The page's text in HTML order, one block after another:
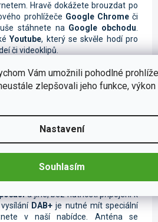
Vám umožnili pohodlné
zlepšovali jeho funkce,
Nastavení
Souhlasím
Hravě dokážete brouzdat po
prohlížeče Google Chromeči
stáhnete na Google obchodu.
Youtube, který se skvěle hodí pro
či videoklipů.
DAB+
2DIN autorádi
z vysílání,fotografie
a jiné, bez nutnosti připojení k
DAB+ je nutné mít speciální
v naší nabídce. Anténa se